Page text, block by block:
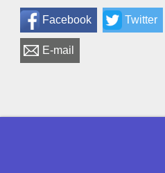
Facebook Twitter
E-mail